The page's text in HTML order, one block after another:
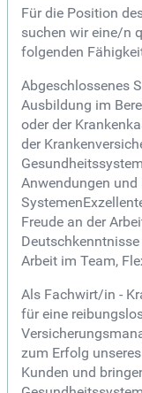
Für die Position
suchen wir eine/n
folgenden
Abgeschlossenes
Ausbildung im
oder der
der
Anwendungen
Freude an der
Arbeit im Team,
Als Fachwirt/in -
für eine
zum Erfolg
Kunden und